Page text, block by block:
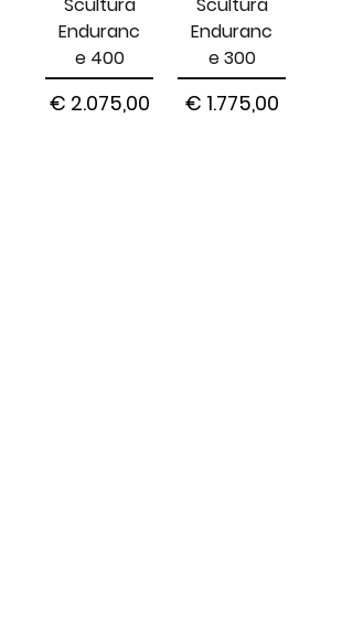
Enduranc
e 400
Prijs
€ 2.075,00
Enduranc
e 300
Prijs
€ 1.775,00